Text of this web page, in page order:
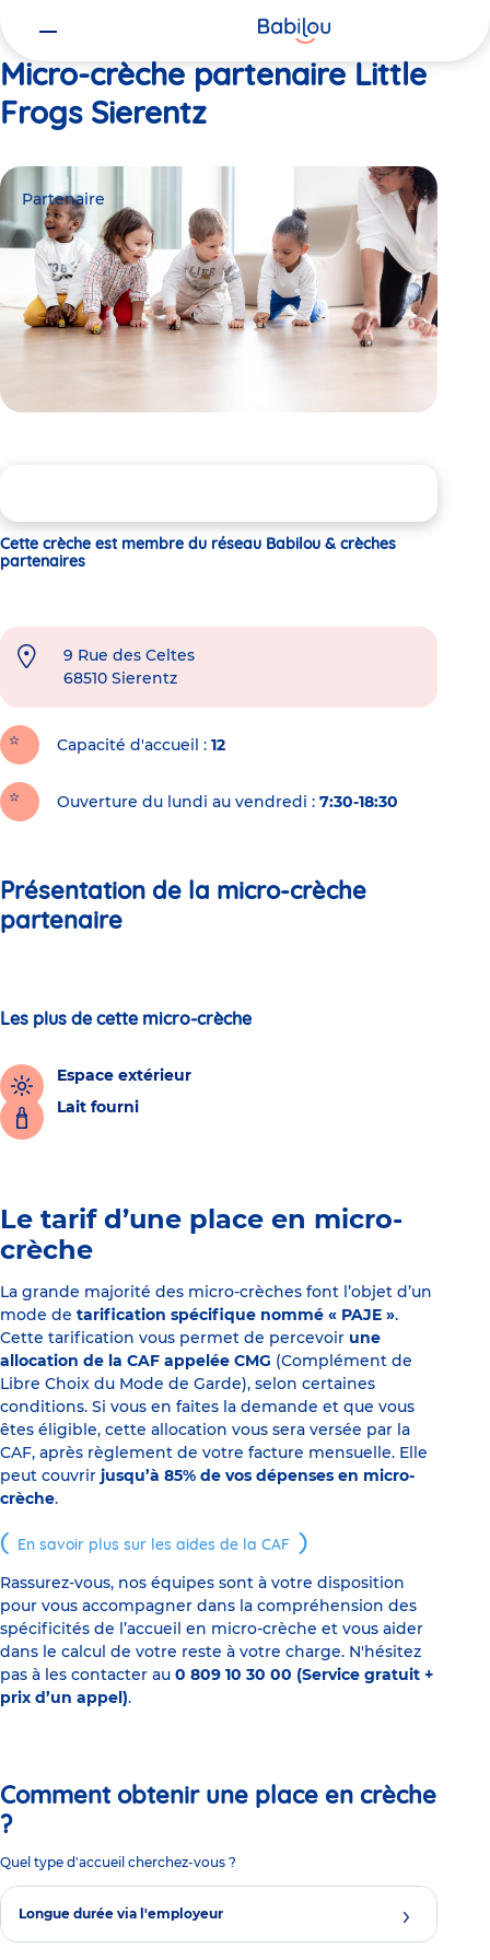
Micro-crèche partenaire Little
Frogs Sierentz
Partenaire
Cette crèche est membre du réseau Babilou & crèches
partenaires
9 Rue des Celtes
68510 Sierentz
Capacité d'accueil 12
Ouverture du lundi au vendredi : 7:30-18:30
Présentation de la micro-crèche
partenaire
Les plus de cette micro-crèche
Espace extérieur
Lait fourni
Le tarif d’une place en micro-
crèche
La grande majorité des micro-crèches font l’objet d’un
mode de tarification spécifique nommé « PAJE ».
Cette tarification vous permet de percevoir une
allocation de la CAF appelée CMG (Complément de
Libre Choix du Mode de Garde), selon certaines
conditions. Si vous en faites la demande et que vous
êtes éligible, cette allocation vous sera versée par la
CAF, après règlement de votre facture mensuelle. Elle
peut couvrir jusqu’à 85% de vos dépenses en micro-
crèche.
En savoir plus sur les aides de la CAF
Rassurez-vous, nos équipes sont à votre disposition
pour vous accompagner dans la compréhension des
spécificités de l’accueil en micro-crèche et vous aider
dans le calcul de votre reste à votre charge. N'hésitez
pas à les contacter au 0 809 10 30 00 (Service gratuit +
prix d’un appel).
Comment obtenir une place en crèche
?
Quel type d'accueil cherchez-vous ?
Longue durée via l'employeur